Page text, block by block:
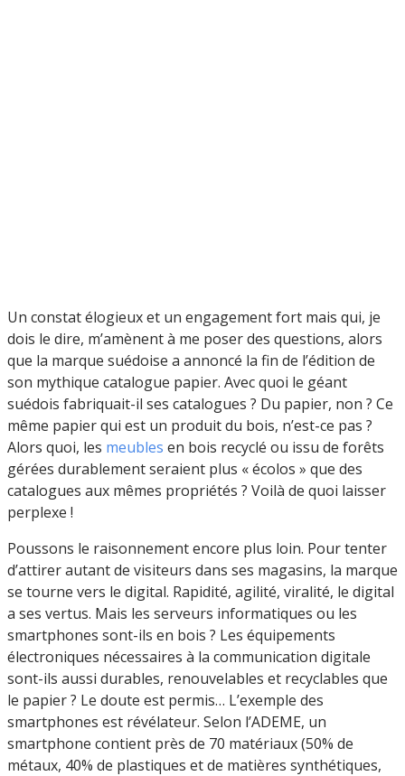
Un constat élogieux et un engagement fort mais qui, je
dois le dire, m’amènent à me poser des questions, alors
que la marque suédoise a annoncé la fin de l’édition de
son mythique catalogue papier. Avec quoi le géant
suédois fabriquait-il ses catalogues ? Du papier, non ? Ce
même papier qui est un produit du bois, n’est-ce pas ?
Alors quoi, les meubles en bois recyclé ou issu de forêts
gérées durablement seraient plus « écolos » que des
catalogues aux mêmes propriétés ? Voilà de quoi laisser
perplexe !
Poussons le raisonnement encore plus loin. Pour tenter
d’attirer autant de visiteurs dans ses magasins, la marque
se tourne vers le digital. Rapidité, agilité, viralité, le digital
a ses vertus. Mais les serveurs informatiques ou les
smartphones sont-ils en bois ? Les équipements
électroniques nécessaires à la communication digitale
sont-ils aussi durables, renouvelables et recyclables que
le papier ? Le doute est permis… L’exemple des
smartphones est révélateur. Selon l’ADEME, un
smartphone contient près de 70 matériaux (50% de
métaux, 40% de plastiques et de matières synthétiques,